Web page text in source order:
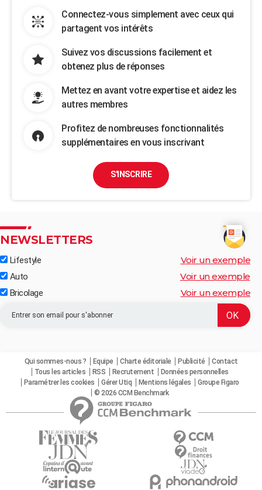
Connectez-vous simplement avec ceux qui
partagent vos intérêts
Suivez vos discussions facilement et
obtenez plus de réponses
Mettez en avant votre expertise et aidez les
autres membres
Profitez de nombreuses fonctionnalités
supplémentaires en vous inscrivant
S'INSCRIRE
NEWSLETTERS
Lifestyle Voir un exemple
Auto Voir un exemple
Bricolage Voir un exemple
Qui sommes-nous ? Equipe Charte éditoriale Publicité
Contact
Tous les articles
RSS Recrutement
Données personnelles
Paramétrer les cookies
Gérer Utiq Mentions légales
Groupe Figaro
© 2026 CCM Benchmark